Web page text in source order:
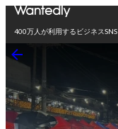
400万人が利用するビジネスSNS